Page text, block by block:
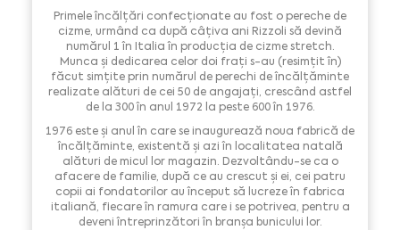
Primele încălțări confecționate au fost o pereche de
cizme, urmând ca după câțiva ani Rizzoli să devină
numărul 1 în Italia în producția de cizme stretch.
Munca și dedicarea celor doi frați s-au (resimțit în)
făcut simțite prin numărul de perechi de încălțăminte
realizate alături de cei 50 de angajați, crescând astfel
de la 300 în anul 1972 la peste 600 în 1976.
1976 este și anul în care se inaugurează noua fabrică de
încălțăminte, existentă și azi în localitatea natală
alături de micul lor magazin. Dezvoltându-se ca o
afacere de familie, după ce au crescut și ei, cei patru
copii ai fondatorilor au început să lucreze în fabrica
italiană, fiecare în ramura care i se potrivea, pentru a
deveni întreprinzători în branșa bunicului lor.